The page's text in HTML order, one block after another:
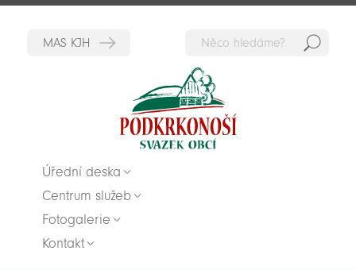
Úřední deska
Centrum služeb
Fotogalerie
Kontakt